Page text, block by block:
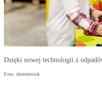
Dzięki nowej technologii z
Foto: shutterstock